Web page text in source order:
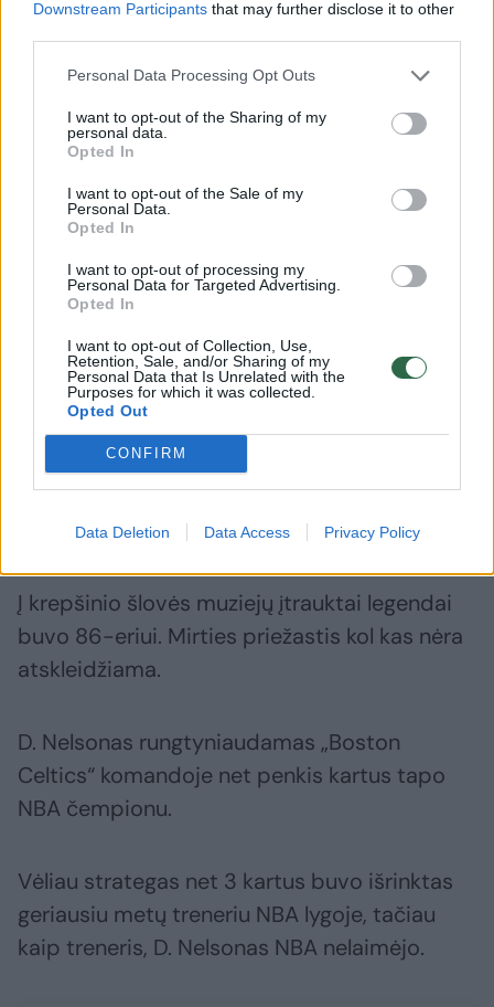
Downstream Participants that may further disclose it to other
Personal Data Processing Opt Outs
I want to opt-out of the Sharing of my
personal data.
Opted In
I want to opt-out of the Sale of my
Personal Data.
Opted In
I want to opt-out of processing my
Personal Data for Targeted Advertising.
Opted In
I want to opt-out of Collection, Use,
Retention, Sale, and/or Sharing of my
Personal Data that Is Unrelated with the
Purposes for which it was collected.
Opted Out
CONFIRM
Data Deletion Data Access Privacy Policy
Lrytas.lt
Krepšinio pasaulis gedi. Sekmadienį
užgeso legendinio krepšininko trenerio
Dono Nelsono gyvybė.
Į krepšinio šlovės muziejų įtrauktai legendai
buvo 86-eriui. Mirties priežastis kol kas nėra
atskleidžiama.
D. Nelsonas rungtyniaudamas „Boston
Celtics“ komandoje net penkis kartus tapo
NBA čempionu.
Vėliau strategas net 3 kartus buvo išrinktas
geriausiu metų treneriu NBA lygoje, tačiau
kaip treneris, D. Nelsonas NBA nelaimėjo.